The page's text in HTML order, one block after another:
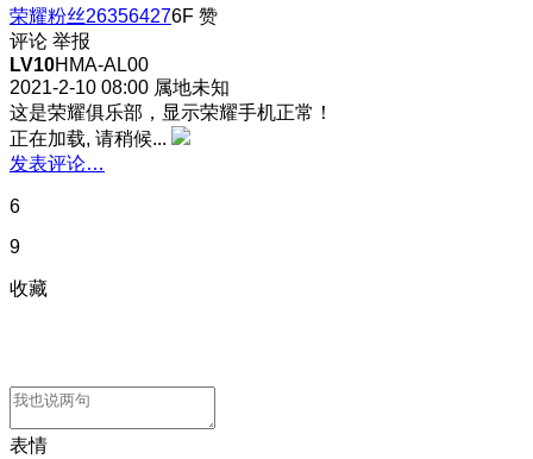
荣耀粉丝263564276F 赞
评论 举报
LV10HMA-AL00
2021-2-10 08:00 属地未知
这是荣耀俱乐部，显示荣耀手机正常！
正在加载, 请稍候...
发表评论…
6
9
收藏
表情